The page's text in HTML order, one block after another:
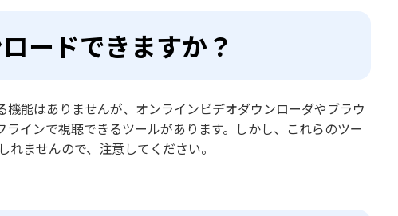
ードできますか？
能はありませんが、オンラインビデオダウンローダやブラウ
インで視聴できるツールがあります。しかし、これらのツー
ませんので、注意してください。